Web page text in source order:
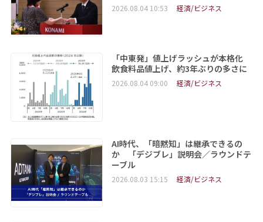
2026.08.04 10:53 経済/ビジネス
「中東発」値上げラッシュが本格化
飲食料品値上げ、約3年ぶりの多さに
2026.08.04 09:00 経済/ビジネス
AI時代、「暗黙知」は継承できるの
か 「デジブレ」説明会／ラウンドテ
ーブル
2026.08.03 15:15 経済/ビジネス